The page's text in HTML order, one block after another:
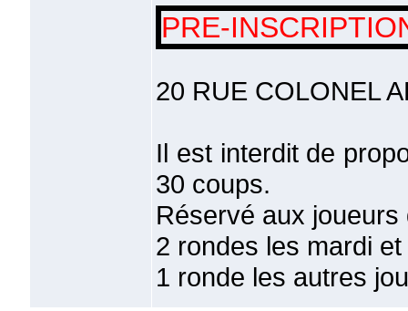
PRE-
20 RUE COLONEL
Il est interdit de
30 coups.
Réservé aux
2 rondes les mardi
1 ronde les autres